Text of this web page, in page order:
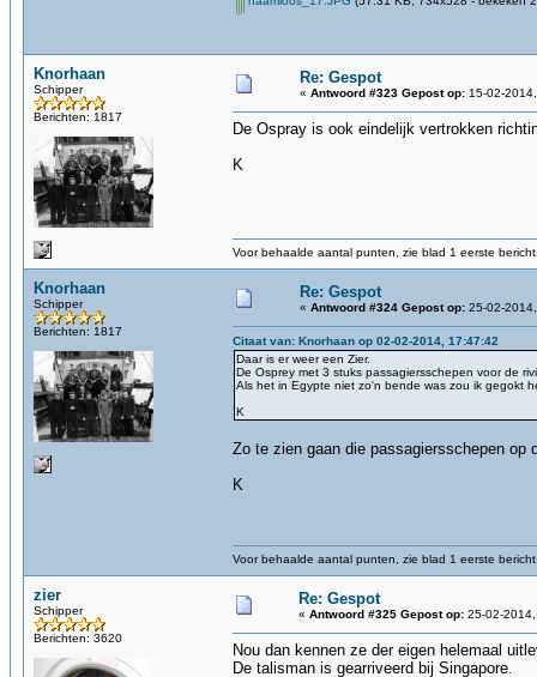
Knorhaan
Schipper
Berichten: 1817
Re: Gespot
« Antwoord #323 Gepost op: 15-02-
De Ospray is ook eindelijk vertrokken
K
Voor behaalde aantal punten, zie blad 1 eerste
Knorhaan
Schipper
Berichten: 1817
Re: Gespot
« Antwoord #324 Gepost op: 25-02-
Citaat van: Knorhaan op 02-02-2014, 17:47:42
Daar is er weer een Zier.
De Osprey met 3 stuks passagiersschepen voor de
Als het in Egypte niet zo'n bende was zou ik gegokt
K
Zo te zien gaan die passagiersschepen op
K
Voor behaalde aantal punten, zie blad 1 eerste
zier
Schipper
Berichten: 3620
Re: Gespot
« Antwoord #325 Gepost op: 25-02-
Nou dan kennen ze der eigen helemaal
De talisman is gearriveerd bij Singapore.